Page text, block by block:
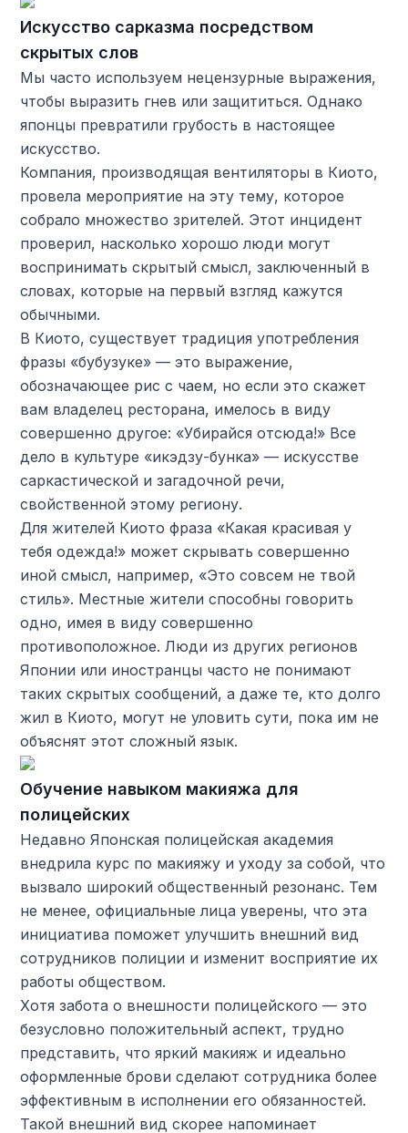
Искусство сарказма посредством
скрытых слов
Мы часто используем нецензурные выражения,
чтобы выразить гнев или защититься. Однако
японцы превратили грубость в настоящее
искусство.
Компания, производящая вентиляторы в Киото,
провела мероприятие на эту тему, которое
собрало множество зрителей. Этот инцидент
проверил, насколько хорошо люди могут
воспринимать скрытый смысл, заключенный в
словах, которые на первый взгляд кажутся
обычными.
В Киото, существует традиция употребления
фразы «бубузуке» — это выражение,
обозначающее рис с чаем, но если это скажет
вам владелец ресторана, имелось в виду
совершенно другое: «Убирайся отсюда!» Все
дело в культуре «икэдзу-бунка» — искусстве
саркастической и загадочной речи,
свойственной этому региону.
Для жителей Киото фраза «Какая красивая у
тебя одежда!» может скрывать совершенно
иной смысл, например, «Это совсем не твой
стиль». Местные жители способны говорить
одно, имея в виду совершенно
противоположное. Люди из других регионов
Японии или иностранцы часто не понимают
таких скрытых сообщений, а даже те, кто долго
жил в Киото, могут не уловить сути, пока им не
объяснят этот сложный язык.
Обучение навыком макияжа для
полицейских
Недавно Японская полицейская академия
внедрила курс по макияжу и уходу за собой, что
вызвало широкий общественный резонанс. Тем
не менее, официальные лица уверены, что эта
инициатива поможет улучшить внешний вид
сотрудников полиции и изменит восприятие их
работы обществом.
Хотя забота о внешности полицейского — это
безусловно положительный аспект, трудно
представить, что яркий макияж и идеально
оформленные брови сделают сотрудника более
эффективным в исполнении его обязанностей.
Такой внешний вид скорее напоминает